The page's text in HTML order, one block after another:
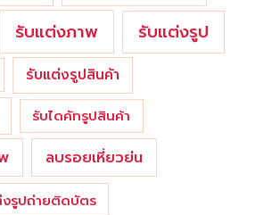
รับแต่งภาพ รับแต่งรูป
รับแต่งรูปสินค้า
รับไดคัทรูปสินค้า
ลบรอยเหี่ยวย่น
รูปถ่ายติดบัตร